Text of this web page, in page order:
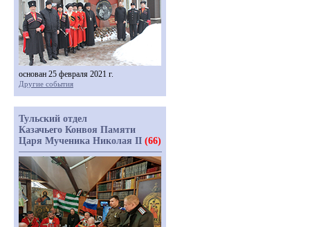
основан 25 февраля 2021 г.
Другие события
Тульский отдел
Казачьего Конвоя Памяти
Царя Мученика Николая II (66)